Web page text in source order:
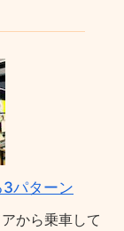
パターン
から乗車して